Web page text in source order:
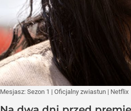
Mesjasz: Sezon 1 | Oficjalny zwiastun | Netflix